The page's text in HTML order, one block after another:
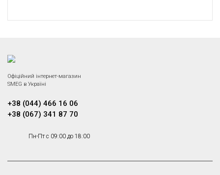
Офіційний інтернет-магазин
SMEG в Україні
+38 (044) 466 16 06
+38 (067) 341 87 70
Пн-Пт с 09:00 до 18:00